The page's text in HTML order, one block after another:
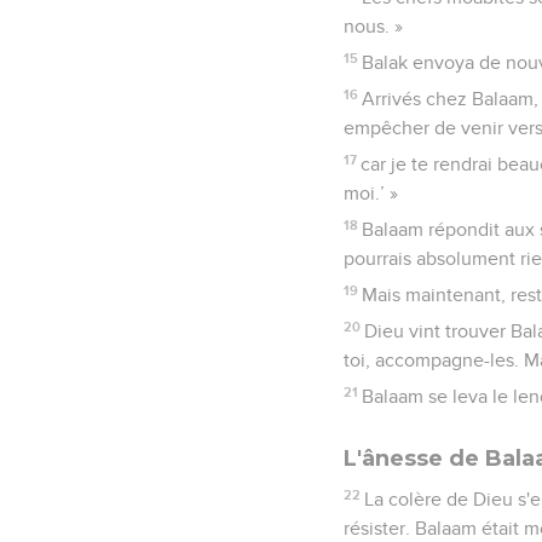
nous. »
15 Balak envoya de
16 Arrivés chez
empêcher de venir
17 car je te rendrai
moi.’ »
18 Balaam répondit
pourrais absolument
19 Mais maintenant,
20 Dieu vint trouver
toi, accompagne-les.
21 Balaam se leva le
L'ânesse de
22 La colère de Dieu
résister. Balaam était